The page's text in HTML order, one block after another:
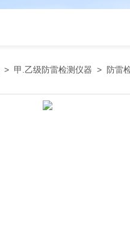
> 甲.乙级防雷检测仪器 > 防雷